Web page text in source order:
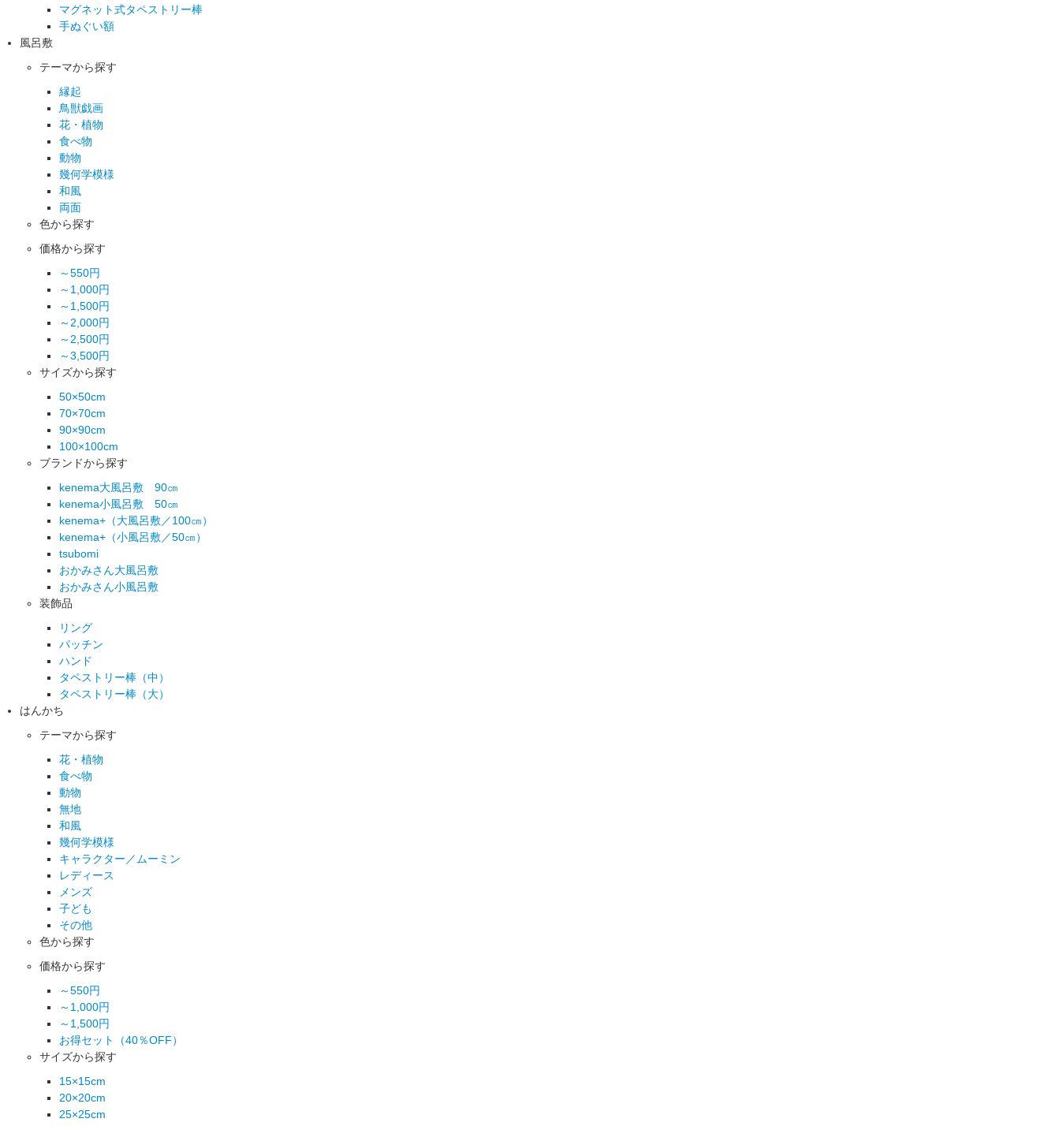
マグネット式タペストリー棒
手ぬぐい額
風呂敷
テーマから探す
縁起
鳥獣戯画
花・植物
食べ物
動物
幾何学模様
和風
両面
色から探す
価格から探す
～550円
～1,000円
～1,500円
～2,000円
～2,500円
～3,500円
サイズから探す
50×50cm
70×70cm
90×90cm
100×100cm
ブランドから探す
kenema大風呂敷 90㎝
kenema小風呂敷 50㎝
kenema+（大風呂敷／100㎝）
kenema+（小風呂敷／50㎝）
tsubomi
おかみさん大風呂敷
おかみさん小風呂敷
装飾品
リング
パッチン
ハンド
タペストリー棒（中）
タペストリー棒（大）
はんかち
テーマから探す
花・植物
食べ物
動物
無地
和風
幾何学模様
キャラクター／ムーミン
レディース
メンズ
子ども
その他
色から探す
価格から探す
～550円
～1,000円
～1,500円
お得セット（40％OFF）
サイズから探す
15×15cm
20×20cm
25×25cm